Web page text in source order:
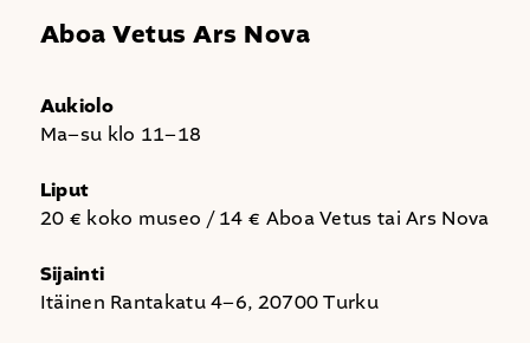
Aboa Vetus Ars Nova
Aukiolo
Ma–su klo 11–18
Liput
20 € koko museo / 14 € Aboa Vetus tai Ars Nova
Sijainti
Itäinen Rantakatu 4–6, 20700 Turku